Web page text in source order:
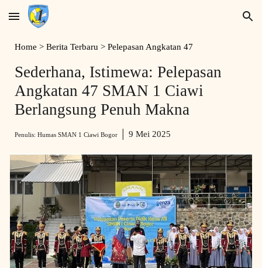
Skip to main content Skip to navigation
Home > Berita Terbaru >Pelepasan Angkatan 47
Sederhana, Istimewa: Pelepasan
Angkatan 47 SMAN 1 Ciawi
Berlangsung Penuh Makna
Penulis: Humas SMAN 1 Ciawi Bogor │9 Mei 2025